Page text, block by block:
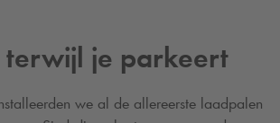
je parkeert
we al de allereerste laadpalen